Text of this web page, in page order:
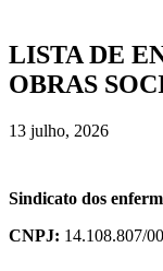
LISTA DE
OBRAS
13 julho, 2026
Sindicato dos
CNPJ: 14.108.807/